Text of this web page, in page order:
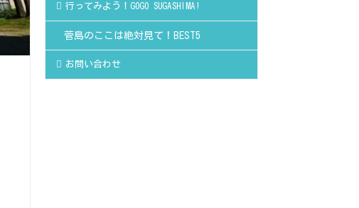
行ってみよう！GOGO SUGASHIMA!
菅島のここは絶対見て！BEST5
お問い合わせ